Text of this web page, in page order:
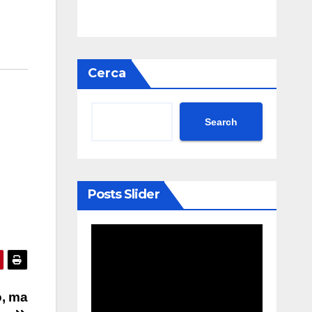
ma
Cerca
Search
Posts Slider